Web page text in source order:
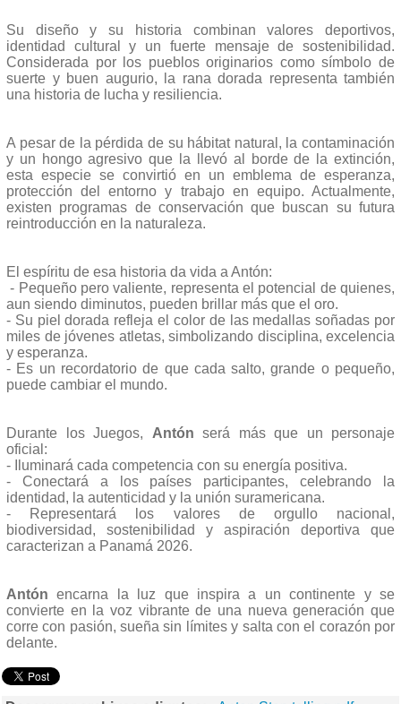
Su diseño y su historia combinan valores deportivos,
identidad cultural y un fuerte mensaje de sostenibilidad.
Considerada por los pueblos originarios como símbolo de
suerte y buen augurio, la rana dorada representa también
una historia de lucha y resiliencia.
A pesar de la pérdida de su hábitat natural, la contaminación
y un hongo agresivo que la llevó al borde de la extinción,
esta especie se convirtió en un emblema de esperanza,
protección del entorno y trabajo en equipo. Actualmente,
existen programas de conservación que buscan su futura
reintroducción en la naturaleza.
El espíritu de esa historia da vida a Antón:
- Pequeño pero valiente, representa el potencial de quienes,
aun siendo diminutos, pueden brillar más que el oro.
- Su piel dorada refleja el color de las medallas soñadas por
miles de jóvenes atletas, simbolizando disciplina, excelencia
y esperanza.
- Es un recordatorio de que cada salto, grande o pequeño,
puede cambiar el mundo.
Durante los Juegos, Antón será más que un personaje
oficial:
- Iluminará cada competencia con su energía positiva.
- Conectará a los países participantes, celebrando la
identidad, la autenticidad y la unión suramericana.
- Representará los valores de orgullo nacional,
biodiversidad, sostenibilidad y aspiración deportiva que
caracterizan a Panamá 2026.
Antón encarna la luz que inspira a un continente y se
convierte en la voz vibrante de una nueva generación que
corre con pasión, sueña sin límites y salta con el corazón por
delante.